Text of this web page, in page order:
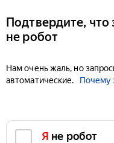
Подтвердите, что
не робот
Нам очень жаль, но
автоматические.
Почему
Я не робот